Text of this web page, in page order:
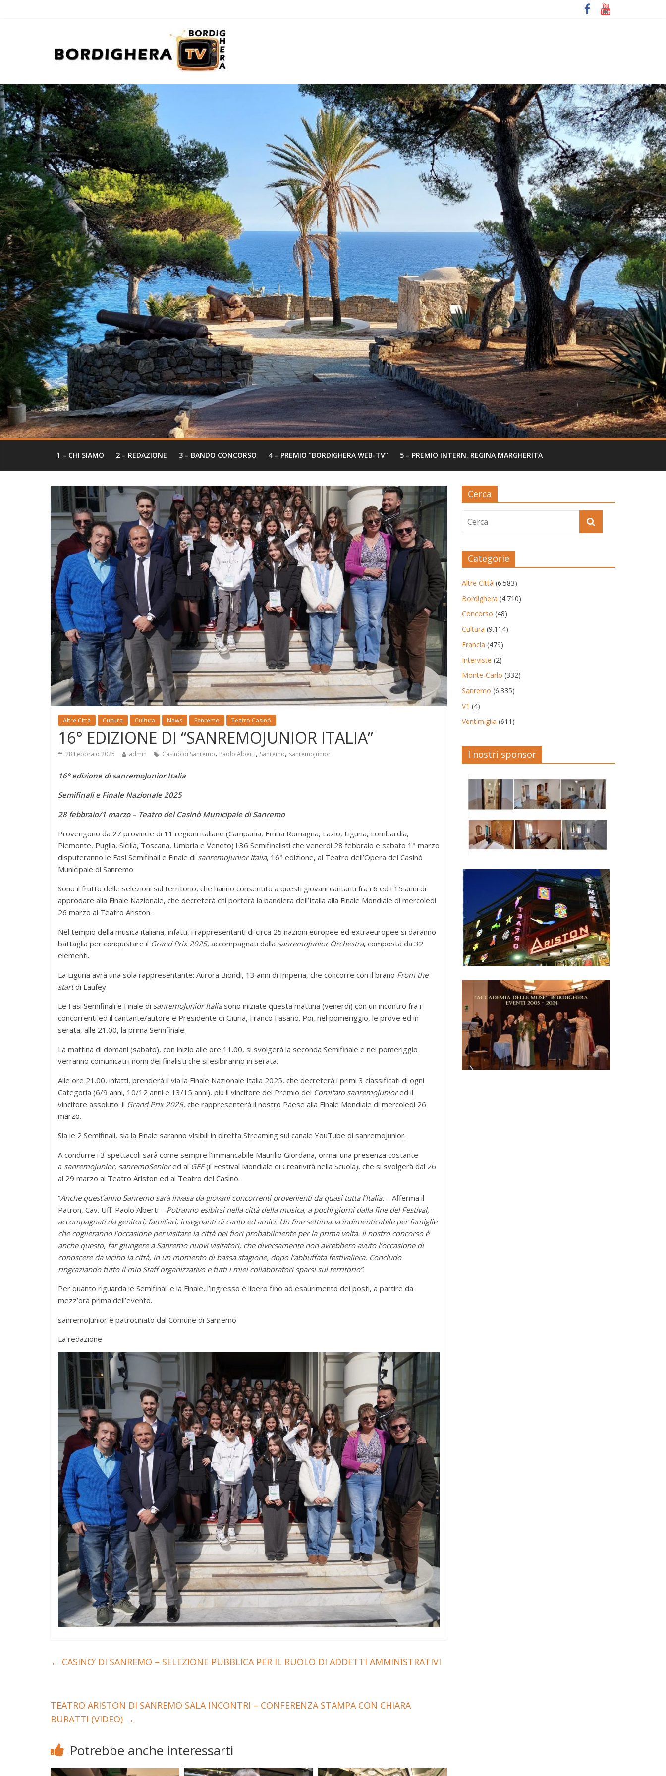
1 – CHI SIAMO 2 – REDAZIONE 3 – BANDO CONCORSO 4 – PREMIO “BORDIGHERA WEB-TV” 5 – PREMIO INTERN. REGINA MARGHERITA
Altre Città Cultura Cultura News Sanremo Teatro Casinò
16° EDIZIONE DI “SANREMOJUNIOR ITALIA”
28 Febbraio 2025 admin Casinò di Sanremo, Paolo Alberti, Sanremo, sanremojunior
16° edizione di sanremoJunior Italia
Semifinali e Finale Nazionale 2025
28 febbraio/1 marzo – Teatro del Casinò Municipale di Sanremo
Provengono da 27 provincie di 11 regioni italiane (Campania, Emilia Romagna, Lazio, Liguria, Lombardia,
Piemonte, Puglia, Sicilia, Toscana, Umbria e Veneto) i 36 Semifinalisti che venerdì 28 febbraio e sabato 1° marzo
disputeranno le Fasi Semifinali e Finale di sanremoJunior Italia, 16° edizione, al Teatro dell’Opera del Casinò
Municipale di Sanremo.
Sono il frutto delle selezioni sul territorio, che hanno consentito a questi giovani cantanti fra i 6 ed i 15 anni di
approdare alla Finale Nazionale, che decreterà chi porterà la bandiera dell’Italia alla Finale Mondiale di mercoledì
26 marzo al Teatro Ariston.
Nel tempio della musica italiana, infatti, i rappresentanti di circa 25 nazioni europee ed extraeuropee si daranno
battaglia per conquistare il Grand Prix 2025, accompagnati dalla sanremoJunior Orchestra, composta da 32
elementi.
La Liguria avrà una sola rappresentante: Aurora Biondi, 13 anni di Imperia, che concorre con il brano From the
startdi Laufey.
Le Fasi Semifinali e Finale di sanremoJunior Italiasono iniziate questa mattina (venerdì) con un incontro fra i
concorrenti ed il cantante/autore e Presidente di Giuria, Franco Fasano. Poi, nel pomeriggio, le prove ed in
serata, alle 21.00, la prima Semifinale.
La mattina di domani (sabato), con inizio alle ore 11.00, si svolgerà la seconda Semifinale e nel pomeriggio
verranno comunicati i nomi dei finalisti che si esibiranno in serata.
Alle ore 21.00, infatti, prenderà il via la Finale Nazionale Italia 2025, che decreterà i primi 3 classificati di ogni
Categoria (6/9 anni, 10/12 anni e 13/15 anni), più il vincitore del Premio del Comitato sanremoJuniored il
vincitore assoluto: il Grand Prix 2025, che rappresenterà il nostro Paese alla Finale Mondiale di mercoledì 26
marzo.
Sia le 2 Semifinali, sia la Finale saranno visibili in diretta Streaming sul canale YouTube di sanremoJunior.
A condurre i 3 spettacoli sarà come sempre l’immancabile Maurilio Giordana, ormai una presenza costante
a sanremoJunior, sanremoSeniored al GEF(il Festival Mondiale di Creatività nella Scuola), che si svolgerà dal 26
al 29 marzo al Teatro Ariston ed al Teatro del Casinò.
“Anche quest’anno Sanremo sarà invasa da giovani concorrenti provenienti da quasi tutta l’Italia. – Afferma il
Patron, Cav. Uff. Paolo Alberti – Potranno esibirsi nella città della musica, a pochi giorni dalla fine del Festival,
accompagnati da genitori, familiari, insegnanti di canto ed amici. Un fine settimana indimenticabile per famiglie
che coglieranno l’occasione per visitare la città dei fiori probabilmente per la prima volta. Il nostro concorso è
anche questo, far giungere a Sanremo nuovi visitatori, che diversamente non avrebbero avuto l’occasione di
conoscere da vicino la città, in un momento di bassa stagione, dopo l’abbuffata festivaliera. Concludo
ringraziando tutto il mio Staff organizzativo e tutti i miei collaboratori sparsi sul territorio”.
Per quanto riguarda le Semifinali e la Finale, l’ingresso è libero fino ad esaurimento dei posti, a partire da
mezz’ora prima dell’evento.
sanremoJunior è patrocinato dal Comune di Sanremo.
La redazione
← CASINO’ DI SANREMO – SELEZIONE PUBBLICA PER IL RUOLO DI ADDETTI AMMINISTRATIVI
TEATRO ARISTON DI SANREMO SALA INCONTRI – CONFERENZA STAMPA CON CHIARA
BURATTI (VIDEO) →
Potrebbe anche interessarti
Cerca
Categorie
Altre Città (6.583)
Bordighera (4.710)
Concorso (48)
Cultura (9.114)
Francia (479)
Interviste (2)
Monte-Carlo (332)
Sanremo (6.335)
V1 (4)
Ventimiglia (611)
I nostri sponsor